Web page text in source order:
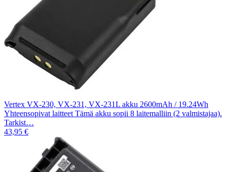
Vertex VX-230, VX-231, VX-231L akku 2600mAh / 19.24Wh
Yhteensopivat laitteet Tämä akku sopii 8 laitemalliin (2 valmistajaa).
Tarkist…
43,95 €